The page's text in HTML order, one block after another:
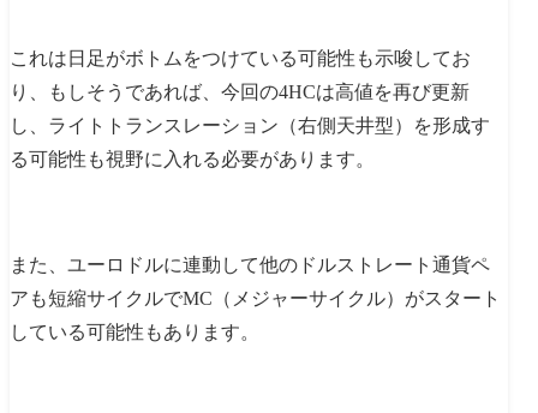
これは日足がボトムをつけている可能性も示唆してお
り、もしそうであれば、今回の4HCは高値を再び更新
し、ライトトランスレーション（右側天井型）を形成す
る可能性も視野に入れる必要があります。
また、ユーロドルに連動して他のドルストレート通貨ペ
アも短縮サイクルでMC（メジャーサイクル）がスタート
している可能性もあります。